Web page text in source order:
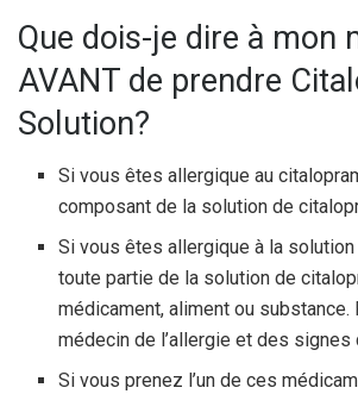
Que dois-je dire à mon
AVANT de prendre
Solution?
Si vous êtes allergique au
composant de la solution de
Si vous êtes allergique à la
toute partie de la solution de
médicament, aliment ou substance.
médecin de l’allergie et des signes
Si vous prenez l’un de ces